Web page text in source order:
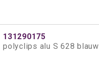
131290175
polyclips alu S 628 blauw